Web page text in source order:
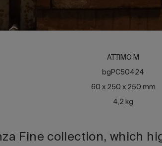
ATTIMO M
bgPC50424
60 x 250 x 250 mm
4,2 kg
Fine collection, which